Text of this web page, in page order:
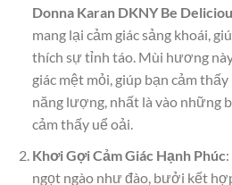
Donna Karan DKNY Be
mang lại cảm giác sảng khoái,
thích sự tỉnh táo. Mùi hương
giác mệt mỏi, giúp bạn cảm
năng lượng, nhất là vào những
cảm thấy uể oải.
Khơi Gợi Cảm Giác Hạnh Phúc:
ngọt ngào như đào, bưởi kết